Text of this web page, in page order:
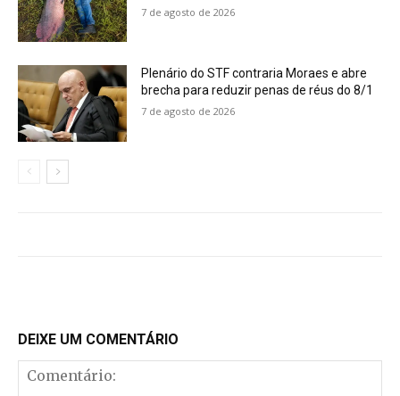
7 de agosto de 2026
Plenário do STF contraria Moraes e abre
brecha para reduzir penas de réus do 8/1
7 de agosto de 2026
DEIXE UM COMENTÁRIO